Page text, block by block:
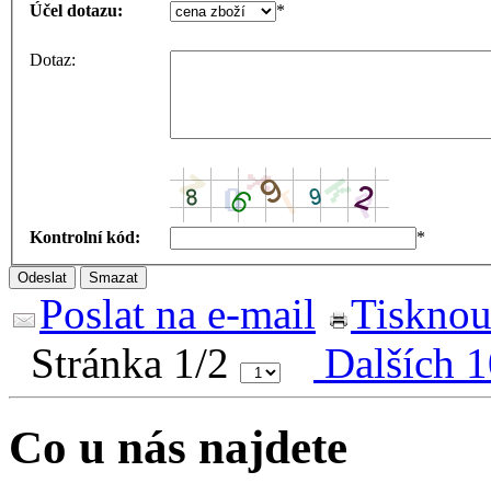
Účel dotazu:
*
Dotaz:
Kontrolní kód: *
Poslat na e-mail
Stránka 1/2
Dalších
Co u nás najdete